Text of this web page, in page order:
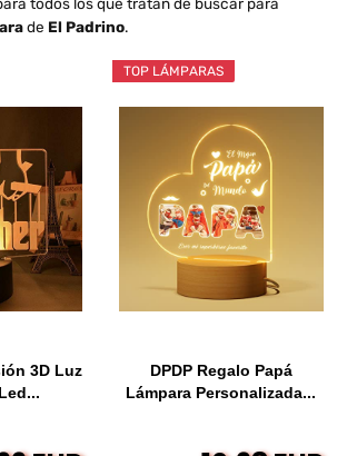
todos los que tratan de buscar para
de El Padrino.
3D Luz
TOP LÁMPARAS
DPDP Regalo Papá
Lámpara Personalizada...